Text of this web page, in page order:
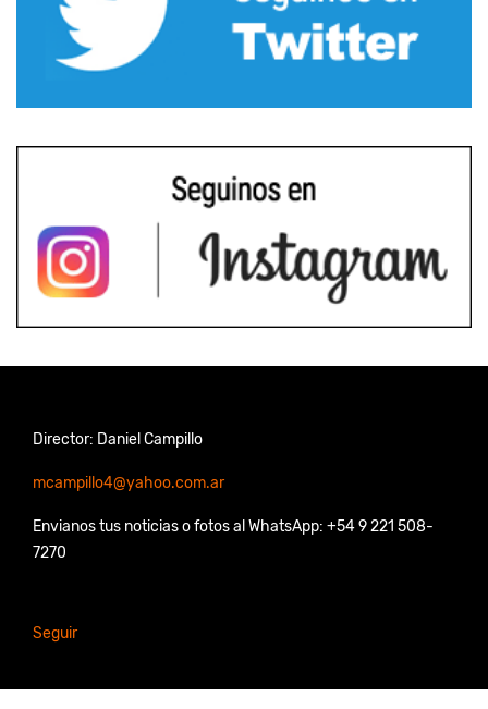
Director: Daniel Campillo
mcampillo4@yahoo.com.ar
Envianos tus noticias o fotos al WhatsApp: +54 9 221 508-
7270
Seguir